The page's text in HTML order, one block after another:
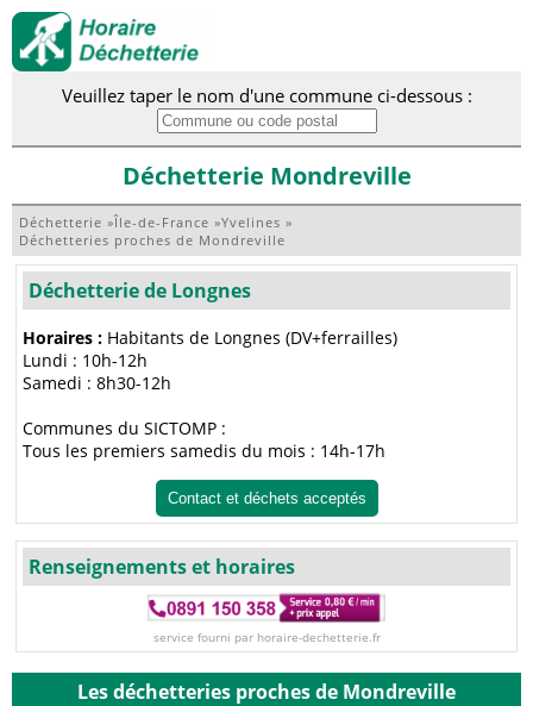
Veuillez taper le nom d'une commune ci-dessous :
Déchetterie Mondreville
Déchetterie »Île-de-France »Yvelines »
Déchetteries proches de Mondreville
Déchetterie de Longnes
Horaires : Habitants de Longnes (DV+ferrailles)
Lundi : 10h-12h
Samedi : 8h30-12h
Communes du SICTOMP :
Tous les premiers samedis du mois : 14h-17h
Contact et déchets acceptés
Renseignements et horaires
service fourni par horaire-dechetterie.fr
Les déchetteries proches de Mondreville